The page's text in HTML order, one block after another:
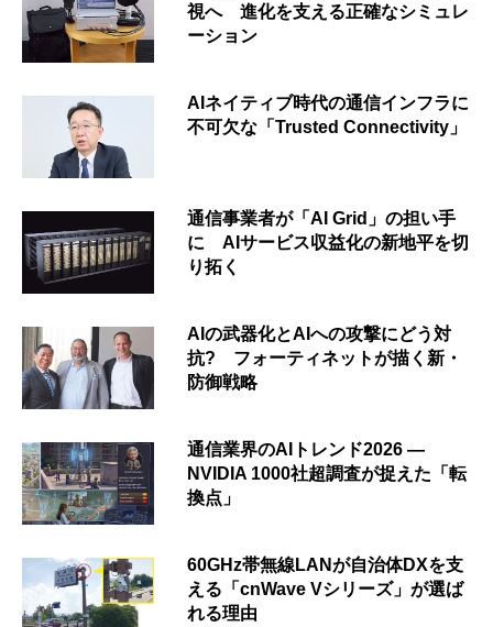
視へ 進化を支える正確なシミュレ
ーション
AIネイティブ時代の通信インフラに
不可欠な「Trusted Connectivity」
通信事業者が「AI Grid」の担い手
に AIサービス収益化の新地平を切
り拓く
AIの武器化とAIへの攻撃にどう対
抗? フォーティネットが描く新・
防御戦略
通信業界のAIトレンド2026 ―
NVIDIA 1000社超調査が捉えた「転
換点」
60GHz帯無線LANが自治体DXを支
える「cnWave Vシリーズ」が選ば
れる理由